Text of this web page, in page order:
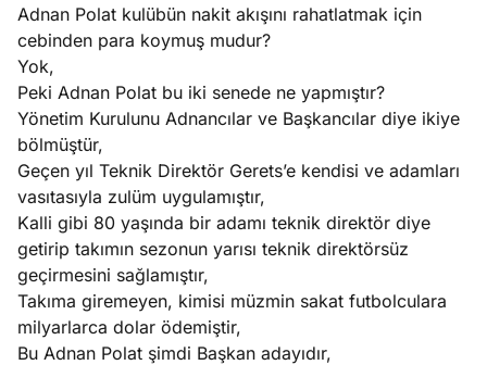
Adnan Polat kulübün nakit akışını rahatlatmak için
cebinden para koymuş mudur?
Yok,
Peki Adnan Polat bu iki senede ne yapmıştır?
Yönetim Kurulunu Adnancılar ve Başkancılar diye ikiye
bölmüştür,
Geçen yıl Teknik Direktör Gerets’e kendisi ve adamları
vasıtasıyla zulüm uygulamıştır,
Kalli gibi 80 yaşında bir adamı teknik direktör diye
getirip takımın sezonun yarısı teknik direktörsüz
geçirmesini sağlamıştır,
Takıma giremeyen, kimisi müzmin sakat futbolculara
milyarlarca dolar ödemiştir,
Bu Adnan Polat şimdi Başkan adayıdır,